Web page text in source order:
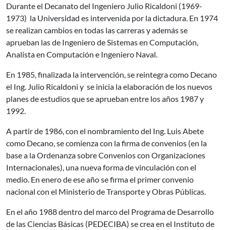
Durante el Decanato del Ingeniero Julio Ricaldoni (1969-
1973) la Universidad es intervenida por la dictadura. En 1974
se realizan cambios en todas las carreras y además se
aprueban las de Ingeniero de Sistemas en Computación,
Analista en Computación e Ingeniero Naval.
En 1985, finalizada la intervención, se reintegra como Decano
el Ing. Julio Ricaldoni y se inicia la elaboración de los nuevos
planes de estudios que se aprueban entre los años 1987 y
1992.
A partir de 1986, con el nombramiento del Ing. Luis Abete
como Decano, se comienza con la firma de convenios (en la
base a la Ordenanza sobre Convenios con Organizaciones
Internacionales), una nueva forma de vinculación con el
medio. En enero de ese año se firma el primer convenio
nacional con el Ministerio de Transporte y Obras Públicas.
En el año 1988 dentro del marco del Programa de Desarrollo
de las Ciencias Básicas (PEDECIBA) se crea en el Instituto de